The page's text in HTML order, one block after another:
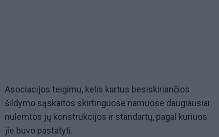
Asociacijos teigimu, kelis kartus besiskiriančios
šildymo sąskaitos skirtinguose namuose daugiausiai
nulemtos jų konstrukcijos ir standartų, pagal kuriuos
jie buvo pastatyti.